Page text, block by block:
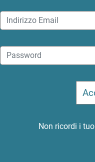
Non ricordi i